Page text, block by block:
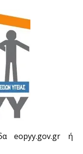
eopyy.gov.gr ή